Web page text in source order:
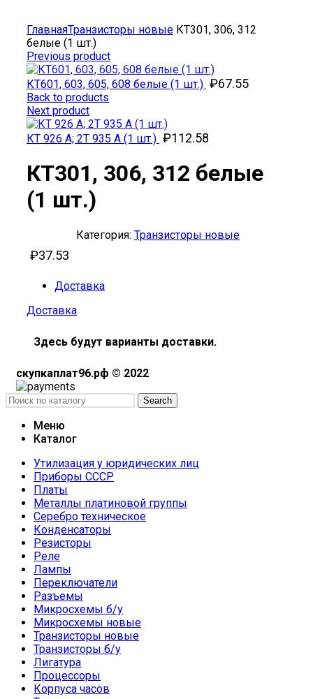
ГлавнаяТранзисторы новые КТ301, 306, 312
белые (1 шт.)
Previous product
КТ601, 603, 605, 608 белые (1 шт.) ₽67.55
Back to products
Next product
КТ 926 А; 2Т 935 А (1 шт.) ₽112.58
КТ301, 306, 312 белые
(1 шт.)
₽37.53
Категория: Транзисторы новые
Доставка
Доставка
Здесь будут варианты доставки.
скупкаплат96.рф © 2022
Search
Меню
Каталог
Утилизация у юридических лиц
Приборы СССР
Платы
Металлы платиновой группы
Серебро техническое
Конденсаторы
Резисторы
Реле
Лампы
Переключатели
Разъемы
Микросхемы б/у
Микросхемы новые
Транзисторы новые
Транзисторы б/у
Лигатура
Процессоры
Корпуса часов